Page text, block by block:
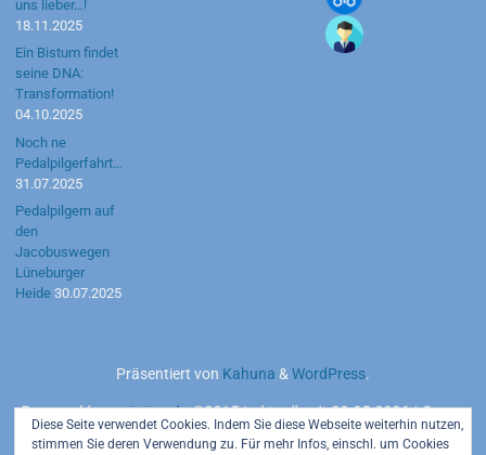
uns lieber…!
18.11.2025
Ein Bistum findet
seine DNA:
Transformation!
04.10.2025
Noch ne
Pedalpilgerfahrt…
31.07.2025
Pedalpilgern auf
den
Jacobuswegen
Lüneburger
Heide 30.07.2025
Präsentiert von Kahuna &WordPress.
Powered bymotetus.de©2015 | aktuell seit 20.05.2026 | Server:
Strato AG
Diese Seite verwendet Cookies. Indem Sie diese Webseite weiterhin nutzen,
stimmen Sie deren Verwendung zu. Für mehr Infos, einschl. um Cookies